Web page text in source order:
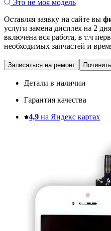
Это не моя модель
Оставляя заявку на сайте вы
услуги замена дисплея на 2
включена вся работа, в т.ч
необходимых запчастей и
Записаться на ремонт
Детали в наличии
Гарантия качества
4,9 на Яндекс картах